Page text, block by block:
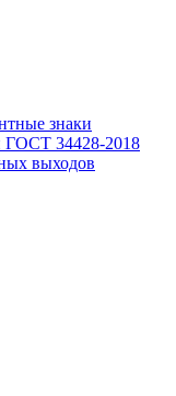
знаки
ГОСТ 34428-2018
выходов